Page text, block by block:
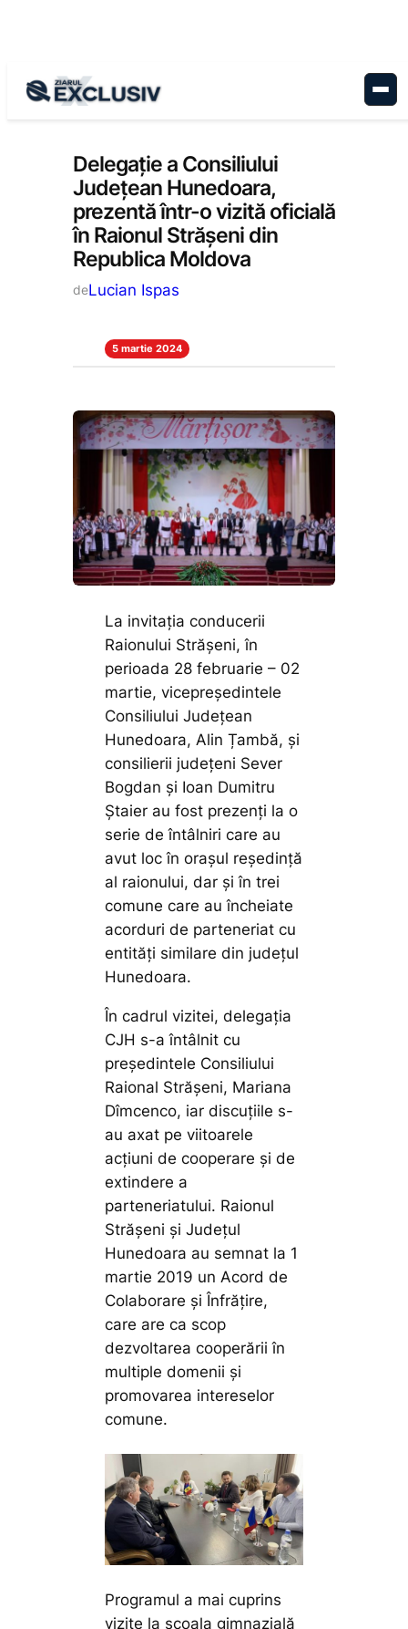
Administrație
Delegație a Consiliului
Județean Hunedoara,
prezentă într-o vizită oficială
în Raionul Strășeni din
Republica Moldova
deLucian Ispas
5 martie 2024
La invitația conducerii
Raionului Strășeni, în
perioada 28 februarie – 02
martie, vicepreședintele
Consiliului Județean
Hunedoara, Alin Țambă, și
consilierii județeni Sever
Bogdan și Ioan Dumitru
Ștaier au fost prezenți la o
serie de întâlniri care au
avut loc în orașul reședință
al raionului, dar și în trei
comune care au încheiate
acorduri de parteneriat cu
entități similare din județul
Hunedoara.
În cadrul vizitei, delegația
CJH s-a întâlnit cu
președintele Consiliului
Raional Strășeni, Mariana
Dîmcenco, iar discuțiile s-
au axat pe viitoarele
acțiuni de cooperare și de
extindere a
parteneriatului. Raionul
Strășeni și Județul
Hunedoara au semnat la 1
martie 2019 un Acord de
Colaborare și Înfrățire,
care are ca scop
dezvoltarea cooperării în
multiple domenii și
promovarea intereselor
comune.
Programul a mai cuprins
vizite la școala gimnazială